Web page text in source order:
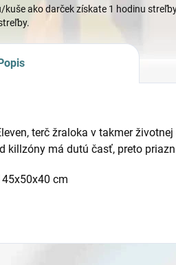
kuše ako darček získate 1 hodinu
terč žraloka v takmer
killzóny má dutú časť, preto
cm